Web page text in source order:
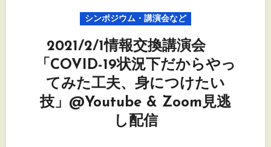
シンポジウム・講演会など
2021/2/1情報交換講演会
「COVID-19状況下だからやっ
てみた工夫、身につけたい
技」@Youtube & Zoom見逃
し配信